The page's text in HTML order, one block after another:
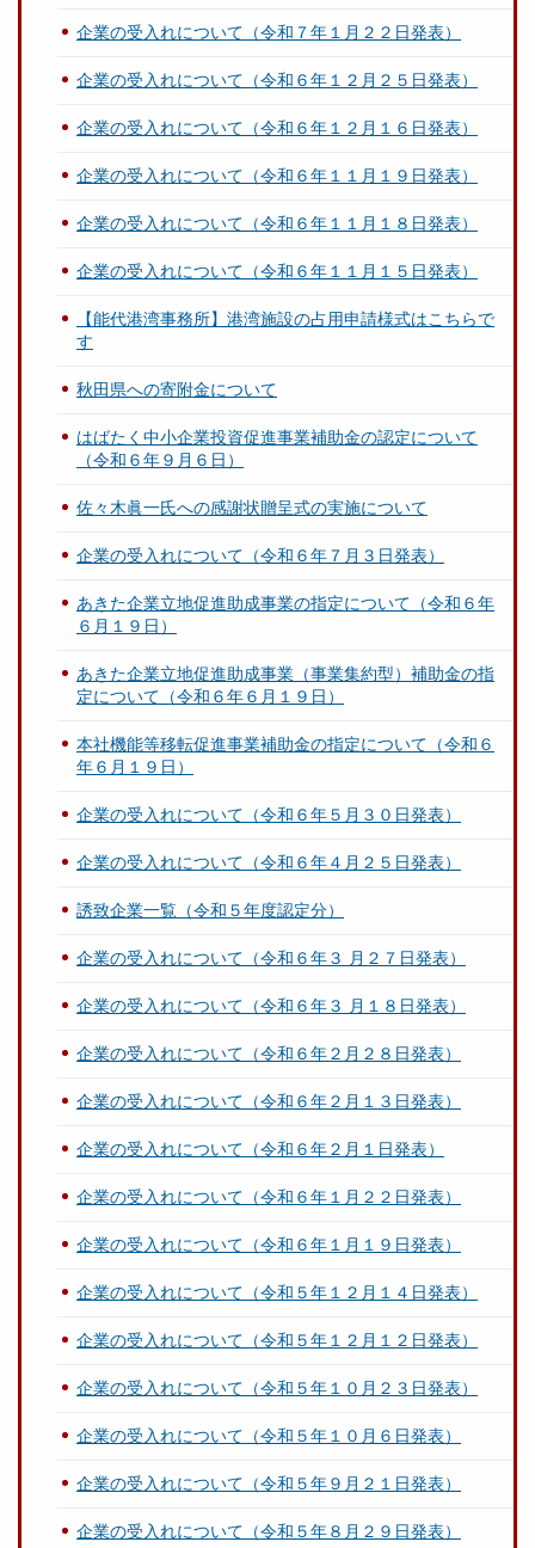
企業の受入れについて（令和７年１月２２日発表）
企業の受入れについて（令和６年１２月２５日発表）
企業の受入れについて（令和６年１２月１６日発表）
企業の受入れについて（令和６年１１月１９日発表）
企業の受入れについて（令和６年１１月１８日発表）
企業の受入れについて（令和６年１１月１５日発表）
【能代港湾事務所】港湾施設の占用申請様式はこちらで
す
秋田県への寄附金について
はばたく中小企業投資促進事業補助金の認定について
（令和６年９月６日）
佐々木眞一氏への感謝状贈呈式の実施について
企業の受入れについて（令和６年７月３日発表）
あきた企業立地促進助成事業の指定について（令和６年
６月１９日）
あきた企業立地促進助成事業（事業集約型）補助金の指
定について（令和６年６月１９日）
本社機能等移転促進事業補助金の指定について（令和６
年６月１９日）
企業の受入れについて（令和６年５月３０日発表）
企業の受入れについて（令和６年４月２５日発表）
誘致企業一覧（令和５年度認定分）
企業の受入れについて（令和６年３ 月２７日発表）
企業の受入れについて（令和６年３ 月１８日発表）
企業の受入れについて（令和６年２月２８日発表）
企業の受入れについて（令和６年２月１３日発表）
企業の受入れについて（令和６年２月１日発表）
企業の受入れについて（令和６年１月２２日発表）
企業の受入れについて（令和６年１月１９日発表）
企業の受入れについて（令和５年１２月１４日発表）
企業の受入れについて（令和５年１２月１２日発表）
企業の受入れについて（令和５年１０月２３日発表）
企業の受入れについて（令和５年１０月６日発表）
企業の受入れについて（令和５年９月２１日発表）
企業の受入れについて（令和５年８月２９日発表）